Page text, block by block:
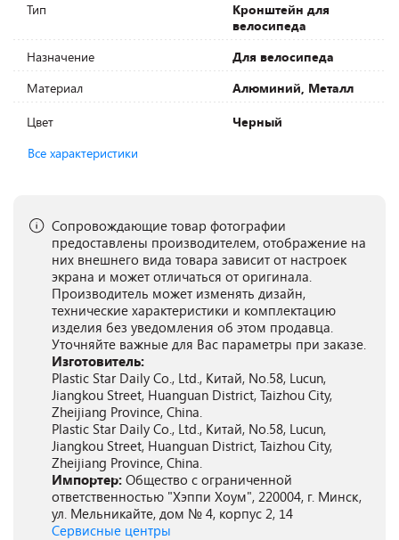
Тип
Кронштейн для
велосипеда
Назначение
Для велосипеда
Материал
Алюминий, Металл
Цвет
Черный
Все характеристики
Сопровождающие товар фотографии
предоставлены производителем, отображение на
них внешнего вида товара зависит от настроек
экрана и может отличаться от оригинала.
Производитель может изменять дизайн,
технические характеристики и комплектацию
изделия без уведомления об этом продавца.
Уточняйте важные для Вас параметры при заказе.
Изготовитель:
Plastic Star Daily Co., Ltd., Китай, No.58, Lucun,
Jiangkou Street, Huanguan District, Taizhou City,
Zheijiang Province, China.
Plastic Star Daily Co., Ltd., Китай, No.58, Lucun,
Jiangkou Street, Huanguan District, Taizhou City,
Zheijiang Province, China.
Импортер: Общество с ограниченной
ответственностью "Хэппи Хоум", 220004, г. Минск,
ул. Мельникайте, дом № 4, корпус 2, 14
Сервисные центры